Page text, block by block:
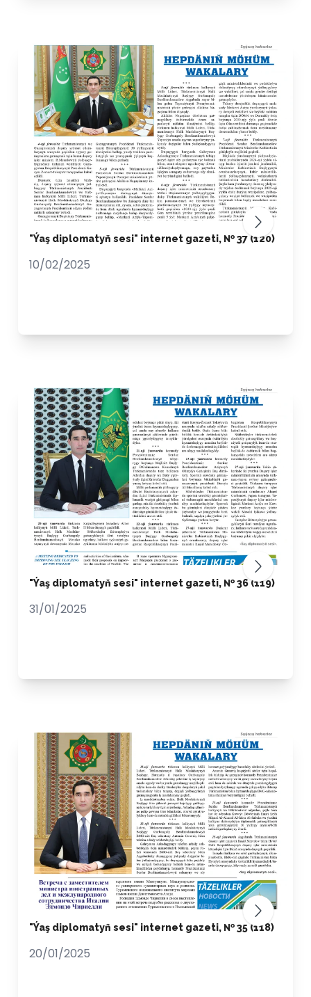
"Ýaş diplomatyň sesi" internet gazeti, № 37 (120)
10/02/2025
"Ýaş diplomatyň sesi" internet gazeti, № 36 (119)
31/01/2025
"Ýaş diplomatyň sesi" internet gazeti, № 35 (118)
20/01/2025